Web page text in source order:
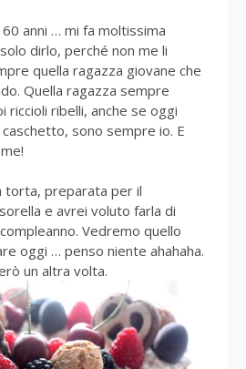
anni … mi fa moltissima
dirlo, perché non me li
quella ragazza giovane che
Quella ragazza sempre
riccioli ribelli, anche se oggi
sono sempre io. E
torta, preparata per il
e avrei voluto farla di
Vedremo quello
oggi … penso niente ahahaha.
un altra volta.